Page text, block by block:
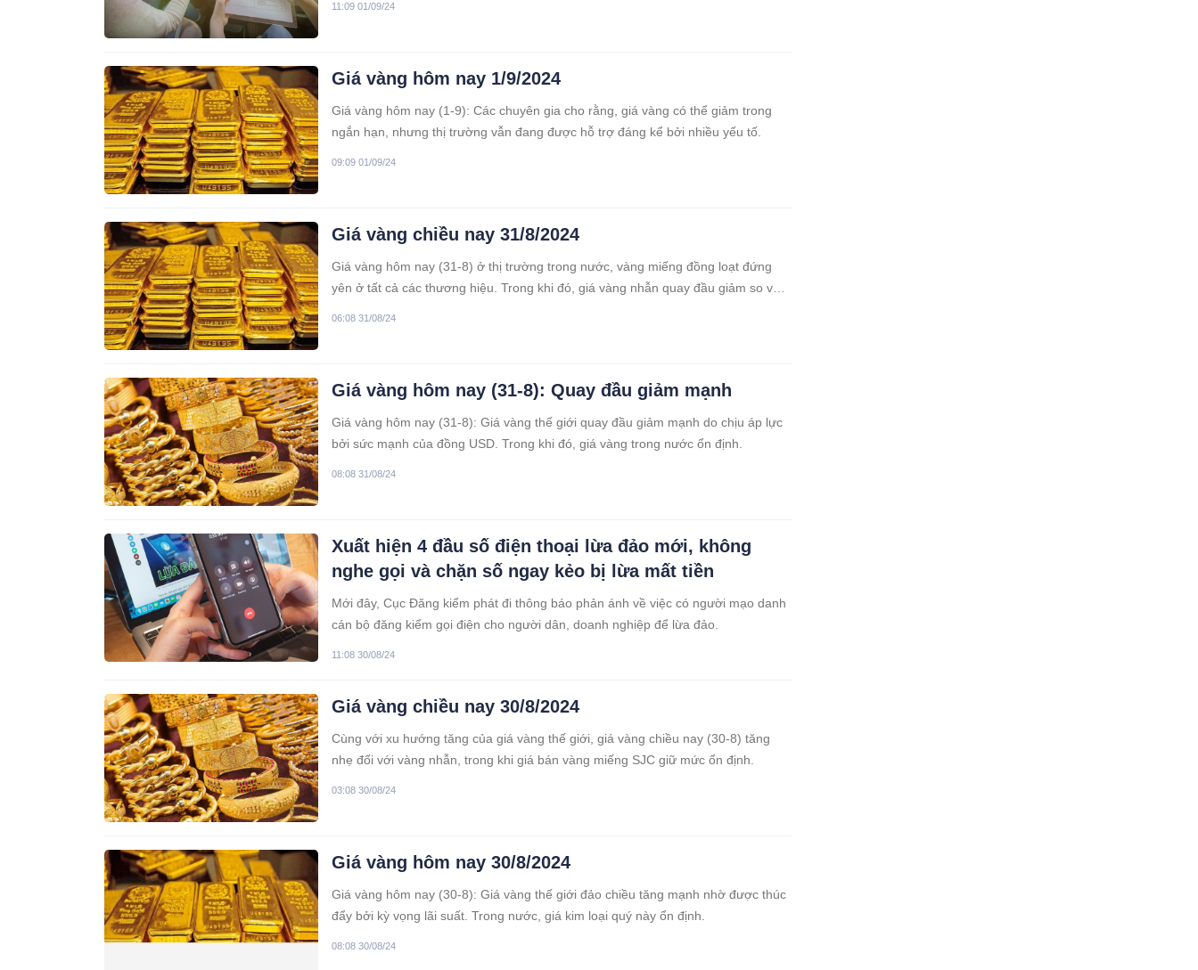
11:09 01/09/24
Giá vàng hôm nay 1/9/2024
Giá vàng hôm nay (1-9): Các chuyên gia cho rằng, giá vàng có thể giảm trong
ngắn hạn, nhưng thị trường vẫn đang được hỗ trợ đáng kể bởi nhiều yếu tố.
09:09 01/09/24
Giá vàng chiều nay 31/8/2024
Giá vàng hôm nay (31-8) ở thị trường trong nước, vàng miếng đồng loạt đứng
yên ở tất cả các thương hiệu. Trong khi đó, giá vàng nhẫn quay đầu giảm so với
06:08 31/08/24
Giá vàng hôm nay (31-8): Quay đầu giảm mạnh
Giá vàng hôm nay (31-8): Giá vàng thế giới quay đầu giảm mạnh do chịu áp lực
bởi sức mạnh của đồng USD. Trong khi đó, giá vàng trong nước ổn định.
08:08 31/08/24
Xuất hiện 4 đầu số điện thoại lừa đảo mới, không
nghe gọi và chặn số ngay kẻo bị lừa mất tiền
Mới đây, Cục Đăng kiểm phát đi thông báo phản ánh về việc có người mạo danh
cán bộ đăng kiểm gọi điện cho người dân, doanh nghiệp để lừa đảo.
11:08 30/08/24
Giá vàng chiều nay 30/8/2024
Cùng với xu hướng tăng của giá vàng thế giới, giá vàng chiều nay (30-8) tăng
nhẹ đối với vàng nhẫn, trong khi giá bán vàng miếng SJC giữ mức ổn định.
03:08 30/08/24
Giá vàng hôm nay 30/8/2024
Giá vàng hôm nay (30-8): Giá vàng thế giới đảo chiều tăng mạnh nhờ được thúc
đẩy bởi kỳ vọng lãi suất. Trong nước, giá kim loại quý này ổn định.
08:08 30/08/24